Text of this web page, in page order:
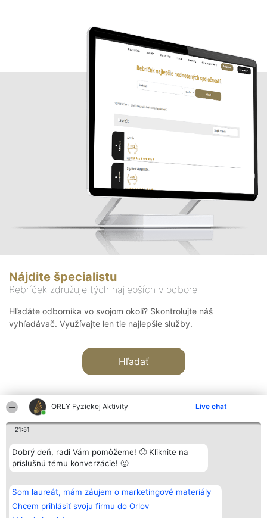
ORLY Fyzickej Aktivity Live chat
21:51
Dobrý deň, radi Vám pomôžeme! 🙂 Kliknite na
príslušnú tému konverzácie! 🙂
Som laureát, mám záujem o marketingové materiály
Chcem prihlásiť svoju firmu do Orlov
Nájdite špecialistu
Rebríček združuje tých najlepších v odbore
Hľadáte odborníka vo svojom okolí? Skontrolujte náš
vyhľadávač. Využívajte len tie najlepšie služby.
Hľadať
Organizátor hodnotenia
Bright Side Solutions sp. z o.
o. sp. k.
Wrocław 50-079
KRS 0000749100 | Regon
381313360 | NIP 8943132676
+48 508 492 400
Hodnotenie
Laureáti
Lista
Laureatów
Podmienky
Obchodné
podmienky
Kontakt
Kontakt